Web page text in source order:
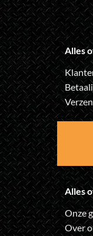
Alles
Alles
Onze
Over